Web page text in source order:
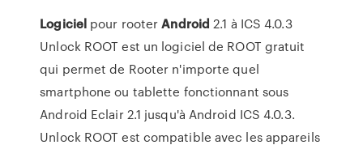
Logiciel pour rooterAndroid 2.1 à ICS 4.0.3
Unlock ROOT est un logiciel de ROOT gratuit
qui permet de Rooter n'importe quel
smartphone ou tablette fonctionnant sous
Android Eclair 2.1 jusqu'à Android ICS 4.0.3.
Unlock ROOT est compatible avec les appareils